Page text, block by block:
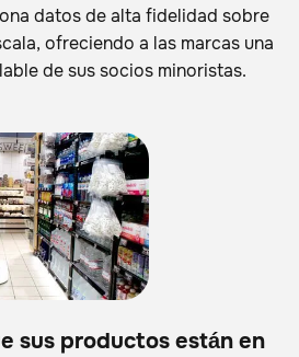
datos de alta fidelidad sobre
ofreciendo a las marcas una
de sus socios minoristas.
sus productos están en